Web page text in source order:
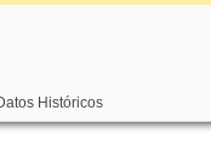
Históricos